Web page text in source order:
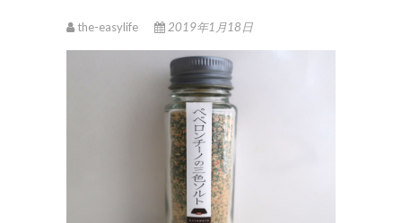
the-easylife 2019年1月18日